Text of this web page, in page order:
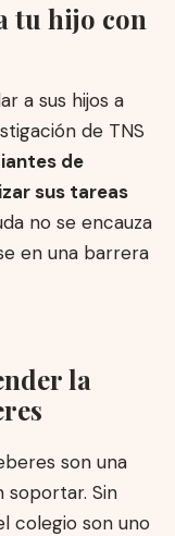
tu hijo con
a sus hijos a
de TNS
de
sus tareas
no se encauza
en una barrera
la
son una
soportar. Sin
colegio son uno